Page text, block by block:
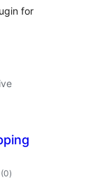
for
(0vlerësime
gjithsej
)